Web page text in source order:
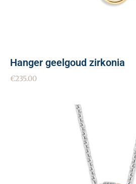
Hanger geelgoud zirkonia
€235.00